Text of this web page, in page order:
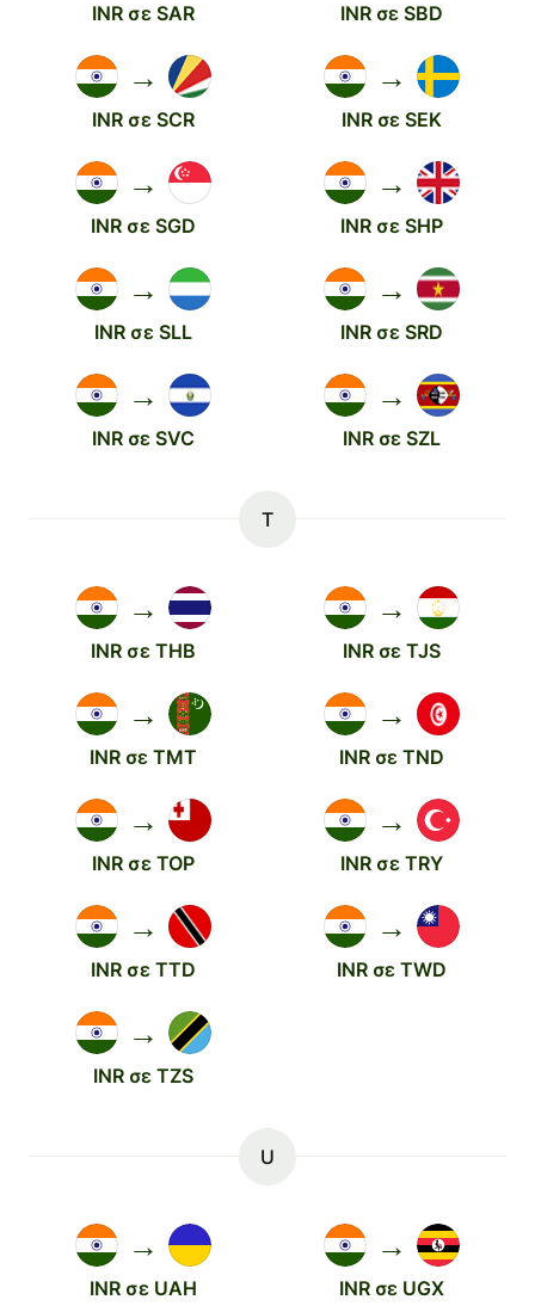
INR σε SAR INR σε SBD
→
INR σε SCR
→
INR σε SEK
→
INR σε SGD
→
INR σε SHP
→
INR σε SLL
→
INR σε SRD
→
INR σε SVC
→
INR σε SZL
T
→
INR σε THB
→
INR σε TJS
→
INR σε TMT
→
INR σε TND
→
INR σε TOP
→
INR σε TRY
→
INR σε TTD
→
INR σε TWD
→
INR σε TZS
U
→
INR σε UAH
→
INR σε UGX